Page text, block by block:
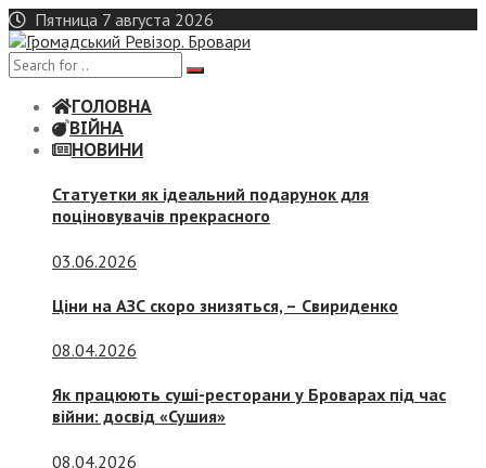
Skip
to
content
Пятница 7 августа 2026
ГОЛОВНА
ВІЙНА
НОВИНИ
Статуетки як ідеальний подарунок для
поціновувачів прекрасного
03.06.2026
Ціни на АЗС скоро знизяться, – Свириденко
08.04.2026
Як працюють суші-ресторани у Броварах під час
війни: досвід «Сушия»
08.04.2026